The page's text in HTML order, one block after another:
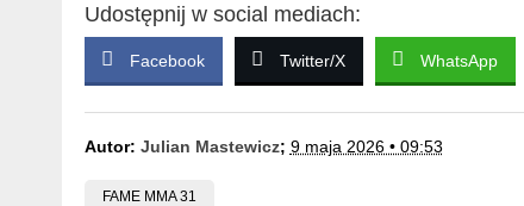
Udostępnij w social mediach:
Facebook Twitter/X WhatsApp
Autor: Julian Mastewicz; 9 maja 2026 • 09:53
FAME MMA 31